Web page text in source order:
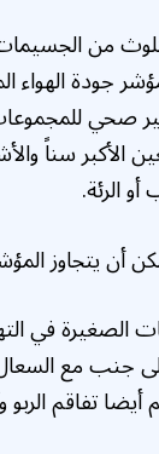
من
جودة الهواء
صحي
الأكبر سناً
الرئة.
المؤشر 150
الصغيرة في
إلى جنب مع
تفاقم